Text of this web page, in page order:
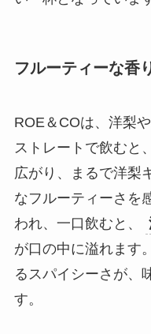
フルーティーな香
ROE＆COは、洋梨
ストレートで飲むと
広がり、まるで洋梨
なフルーティーさを
われ、一口飲むと、
が口の中に溢れます
るスパイシーさが、
す。